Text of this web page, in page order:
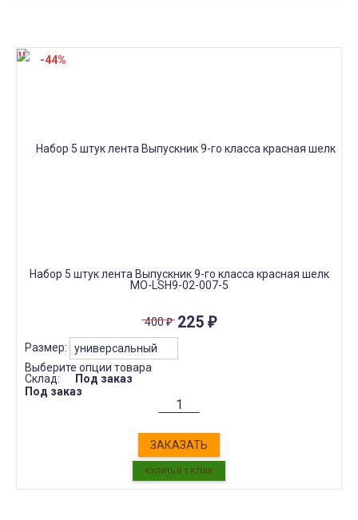
Набор 5 штук лента Выпускник 9-го класса красная шелк
МО-LSH9-02-007-5
400₽ 225 ₽
Размер:
Выберите опции товара
Склад:
Под заказ
Под заказ
ЗАКАЗАТЬ
-44%